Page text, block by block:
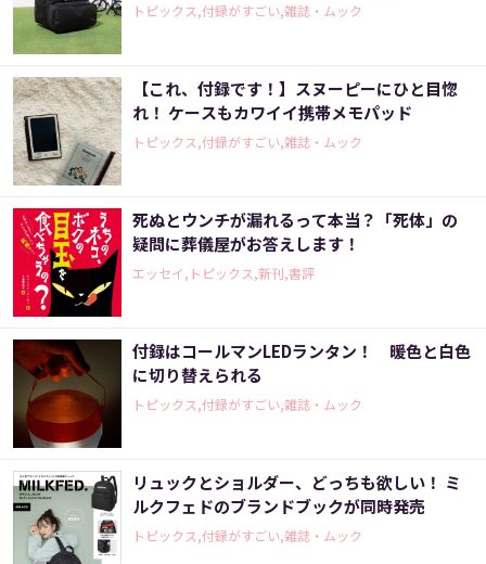
トピックス,付録がすごい,雑誌・ムック
【これ、付録です！】スヌーピーにひと目惚
れ！ ケースもカワイイ携帯メモパッド
トピックス,付録がすごい,雑誌・ムック
死ぬとウンチが漏れるって本当？「死体」の
疑問に葬儀屋がお答えします！
エッセイ,トピックス,新刊,書評
付録はコールマンLEDランタン！ 暖色と白色
に切り替えられる
トピックス,付録がすごい,雑誌・ムック
リュックとショルダー、どっちも欲しい！ ミ
ルクフェドのブランドブックが同時発売
トピックス,付録がすごい,雑誌・ムック